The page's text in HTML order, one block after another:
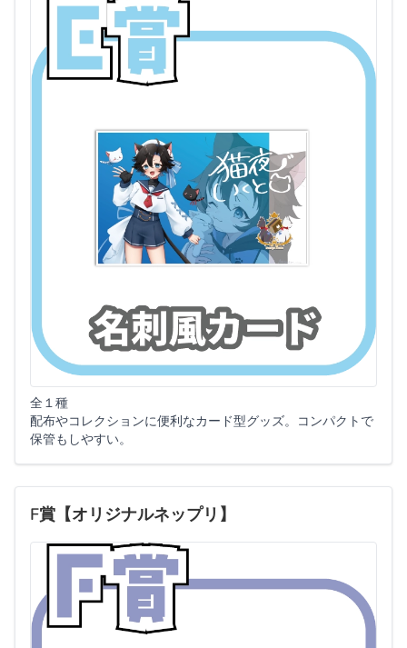
全１種
配布やコレクションに便利なカード型グッズ。コンパクトで
保管もしやすい。
F賞【オリジナルネップリ】